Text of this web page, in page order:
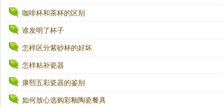
咖啡杯和茶杯的区别
谁发明了杯子
怎样区分紫砂杯的好坏
怎样粘补瓷器
康熙五彩瓷器的鉴别
如何放心选购彩釉陶瓷餐具